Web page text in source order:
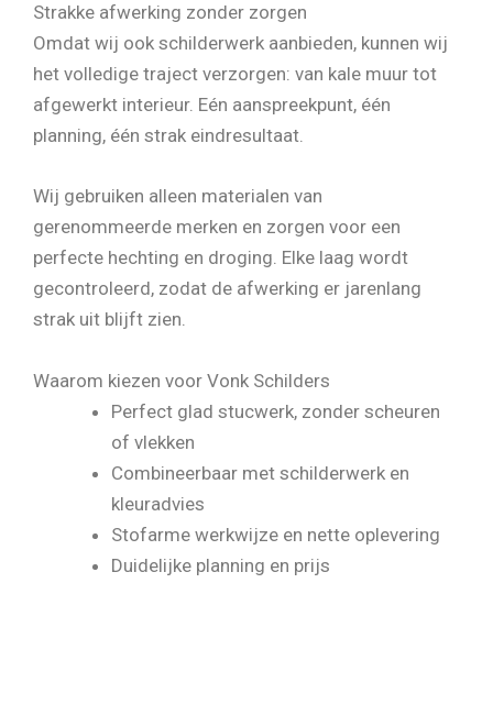
Strakke afwerking zonder zorgen
Omdat wij ook schilderwerk aanbieden, kunnen wij
het volledige traject verzorgen: van kale muur tot
afgewerkt interieur. Eén aanspreekpunt, één
planning, één strak eindresultaat.
Wij gebruiken alleen materialen van
gerenommeerde merken en zorgen voor een
perfecte hechting en droging. Elke laag wordt
gecontroleerd, zodat de afwerking er jarenlang
strak uit blijft zien.
Waarom kiezen voor Vonk Schilders
Perfect glad stucwerk, zonder scheuren
of vlekken
Combineerbaar met schilderwerk en
kleuradvies
Stofarme werkwijze en nette oplevering
Duidelijke planning en prijs